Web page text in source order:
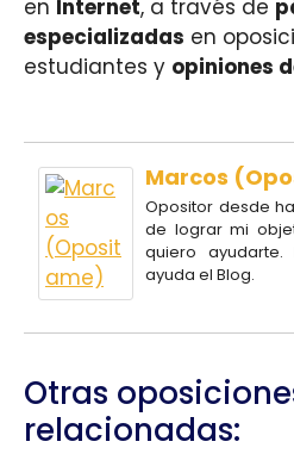
en Internet, a través de
especializadas en
estudiantes y opiniones
Marcos
Opositor desde
de lograr mi
quiero
ayuda el Blog.
Otras
relacionadas: